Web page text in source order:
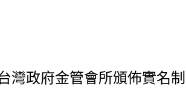
灣政府金管會所頒佈實名制